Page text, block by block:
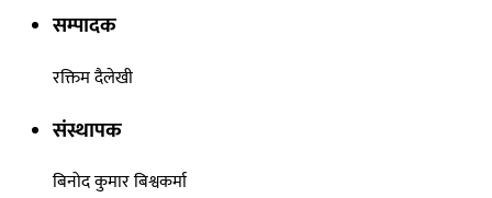
सम्पादक
रक्तिम दैलेखी
संस्थापक
बिनोद कुमार बिश्वकर्मा